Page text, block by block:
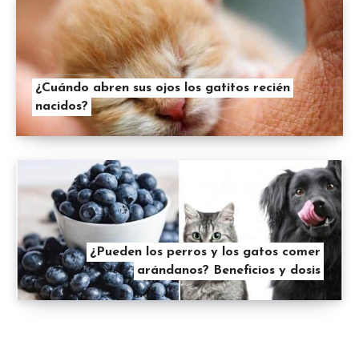
¿Cuándo abren sus ojos los gatitos recién
nacidos?
¿Pueden los perros y los gatos comer
arándanos? Beneficios y dosis